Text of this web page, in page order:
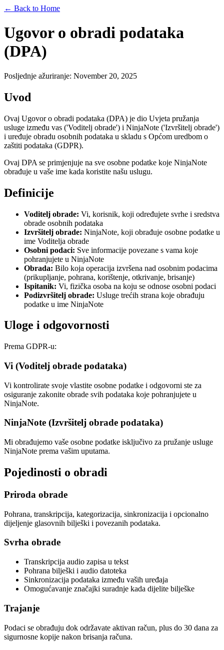
← Back to Home
Ugovor o obradi podataka
(DPA)
Posljednje ažuriranje: November 20, 2025
Uvod
Ovaj Ugovor o obradi podataka (DPA) je dio Uvjeta pružanja
usluge između vas ('Voditelj obrade') i NinjaNote ('Izvršitelj obrade')
i uređuje obradu osobnih podataka u skladu s Općom uredbom o
zaštiti podataka (GDPR).
Ovaj DPA se primjenjuje na sve osobne podatke koje NinjaNote
obrađuje u vaše ime kada koristite našu uslugu.
Definicije
Voditelj obrade: Vi, korisnik, koji određujete svrhe i sredstva
obrade osobnih podataka
Izvršitelj obrade: NinjaNote, koji obrađuje osobne podatke u
ime Voditelja obrade
Osobni podaci: Sve informacije povezane s vama koje
pohranjujete u NinjaNote
Obrada: Bilo koja operacija izvršena nad osobnim podacima
(prikupljanje, pohrana, korištenje, otkrivanje, brisanje)
Ispitanik: Vi, fizička osoba na koju se odnose osobni podaci
Podizvršitelj obrade: Usluge trećih strana koje obrađuju
podatke u ime NinjaNote
Uloge i odgovornosti
Prema GDPR-u:
Vi (Voditelj obrade podataka)
Vi kontrolirate svoje vlastite osobne podatke i odgovorni ste za
osiguranje zakonite obrade svih podataka koje pohranjujete u
NinjaNote.
NinjaNote (Izvršitelj obrade podataka)
Mi obrađujemo vaše osobne podatke isključivo za pružanje usluge
NinjaNote prema vašim uputama.
Pojedinosti o obradi
Priroda obrade
Pohrana, transkripcija, kategorizacija, sinkronizacija i opcionalno
dijeljenje glasovnih bilješki i povezanih podataka.
Svrha obrade
Transkripcija audio zapisa u tekst
Pohrana bilješki i audio datoteka
Sinkronizacija podataka između vaših uređaja
Omogućavanje značajki suradnje kada dijelite bilješke
Trajanje
Podaci se obrađuju dok održavate aktivan račun, plus do 30 dana za
sigurnosne kopije nakon brisanja računa.